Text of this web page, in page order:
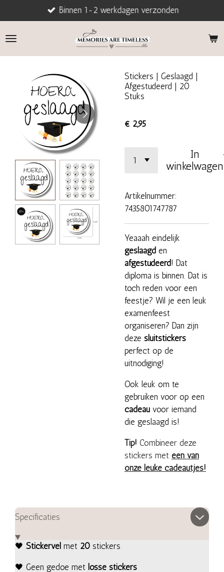
direct
naar
Binnen 1-2 werkdagen verzonden
Stickers | Geslaagd |
Afgestudeerd | 20
Stuks
€ 2,95
In
winkelwagen
Artikelnummer:
7435801747787
Yeaaah eindelijk
geslaagd en
afgestudeerd! Dat
diploma is binnen. Dat is
toch reden voor een
feestje? Wil je een leuk
examenfeest
organiseren? Dan zijn
deze sluitstickers
perfect op de
uitnodiging!
Ook leuk om te
gebruiken voor op een
cadeau voor iemand
die geslaagd is!
Tip! Combineer deze
stickers met één van
onze leuke cadeautjes!
Specificaties
🖤 Stickervel met 20 stickers
🖤 Geen gedoe met losse stickers